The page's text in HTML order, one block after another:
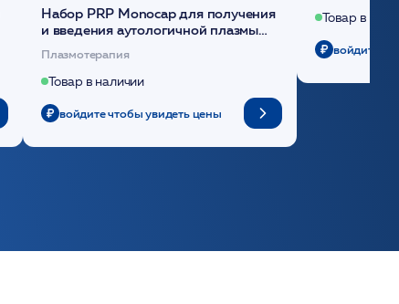
Набор PRP Monocap для получения
и введения аутологичной плазмы
(саше 1шт)/Medical Case
Плазмотерапия
Товар в наличии
войдите чтобы увидеть цены
Товар в
войдите